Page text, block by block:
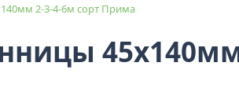
2-3-4-6м сорт Прима